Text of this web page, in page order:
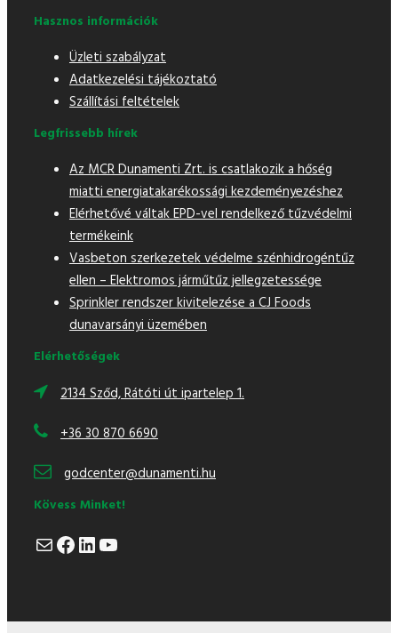
Hasznos információk
Üzleti szabályzat
Adatkezelési tájékoztató
Szállítási feltételek
Legfrissebb hírek
Az MCR Dunamenti Zrt. is csatlakozik a hőség
miatti energiatakarékossági kezdeményezéshez
Elérhetővé váltak EPD-vel rendelkező tűzvédelmi
termékeink
Vasbeton szerkezetek védelme szénhidrogéntűz
ellen – Elektromos járműtűz jellegzetessége
Sprinkler rendszer kivitelezése a CJ Foods
dunavarsányi üzemében
Elérhetőségek
2134 Sződ, Rátóti út ipartelep 1.
+36 30 870 6690
godcenter@dunamenti.hu
Kövess Minket!
MailFacebook
LinkedIn
YouTube